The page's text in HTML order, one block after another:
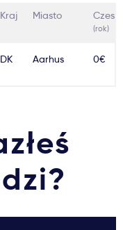
Kraj Miasto
(rok)
DK Aarhus 0€